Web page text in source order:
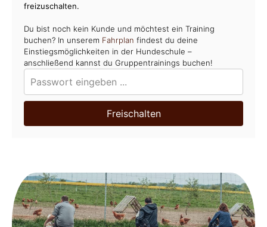
freizuschalten.
Du bist noch kein Kunde und möchtest ein Training
buchen? In unserem Fahrplan findest du deine
Einstiegsmöglichkeiten in der Hundeschule –
anschließend kannst du Gruppentrainings buchen!
Freischalten